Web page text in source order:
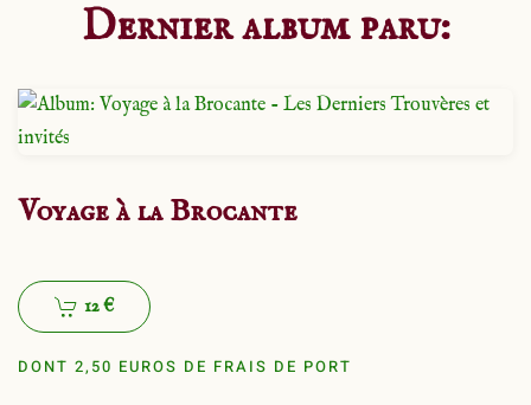
Dernier album paru:
Voyage à la Brocante
12 €
DONT 2,50 EUROS DE FRAIS DE PORT